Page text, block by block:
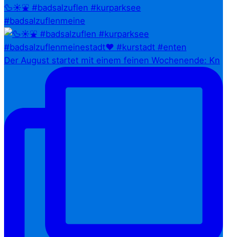
🦆☀️⛲ #badsalzuflen #kurparksee
#badsalzuflenmeine
Der August startet mit einem feinen Wochenende: Kn